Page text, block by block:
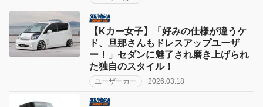
【Kカー女子】「好みの仕様が違うケ
ド、旦那さんもドレスアップユーザ
ー！」セダンに魅了され磨き上げられ
た独自のスタイル！
ユーザーカー 2026.03.18